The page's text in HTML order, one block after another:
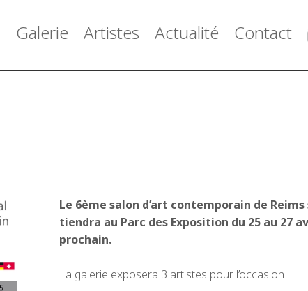
Galerie Artistes Actualité Contact
Le 6ème salon d’art contemporain de Reims
tiendra au Parc des Exposition du 25 au 27
prochain.
La galerie exposera 3 artistes pour l’occasion :